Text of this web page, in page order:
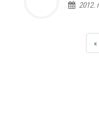
2012.
«